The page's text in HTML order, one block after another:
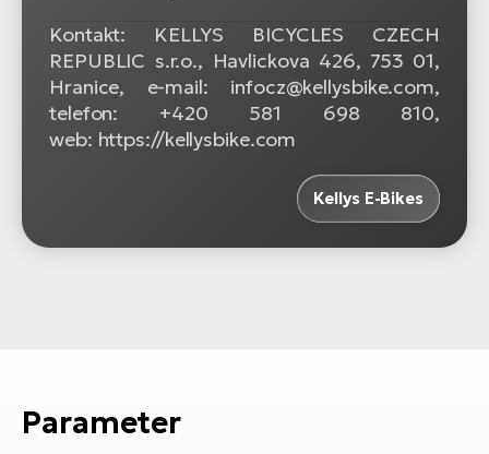
Kontakt: KELLYS BICYCLES CZECH
REPUBLIC s.r.o., Havlickova 426, 753 01,
Hranice, e-mail: infocz@kellysbike.com,
telefon: +420 581 698 810,
web: https://kellysbike.com
Kellys E-Bikes
Parameter